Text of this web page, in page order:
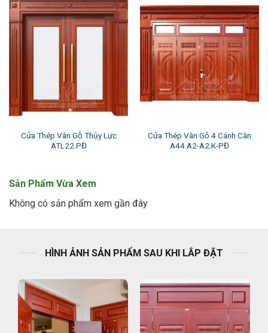
Cửa Thép Vân Gỗ Thủy Lực
ATL22.PĐ
Cửa Thép Vân Gỗ 4 Cánh Cân
A44.A2-A2.K-PĐ
Sản Phẩm Vừa Xem
Không có sản phẩm xem gần đây
HÌNH ẢNH SẢN PHẨM SAU KHI LẮP ĐẶT